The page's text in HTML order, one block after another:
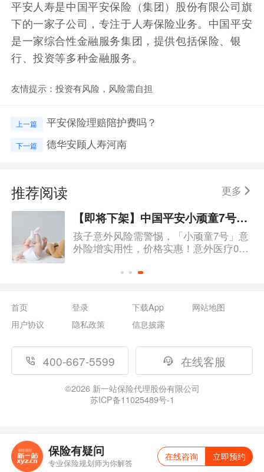
平安人寿是中国平安保险（集团）股份有限公司旗
下的一家子公司，专注于人寿保险业务。中国平安
是一家综合性金融服务集团，提供包括保险、银
行、投资等多种金融服务。
友情提示：投资有风险，风险需自担
上一篇 平安保险理赔陪护费吗？
下一篇 德华安顾人寿河南
推荐阅读 更多
【即将下架】中国平安小顽童7号少儿意外险，值得买么？
孩子意外风险需警惕，「小顽童7号」意
外险增实用性，价格实惠！意外医疗0免
首页 登录 下载App
网站地图
用户协议
隐私政策 信息披露
400-667-5599 在线客服
©2026新一站保险代理股份有限公司
苏ICP备11025489号-1
保险有疑问
专业保险规划师为你解答
在线咨询 立即预约